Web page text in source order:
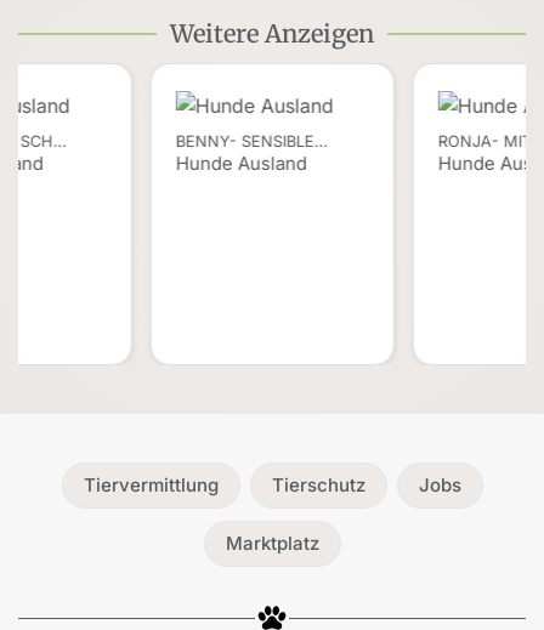
Weitere Anzeigen
BENNY- SENSIBLE…
Hunde Ausland
RONJA- MIT
Hunde
SCH…
Tiervermittlung Tierschutz Jobs
Marktplatz